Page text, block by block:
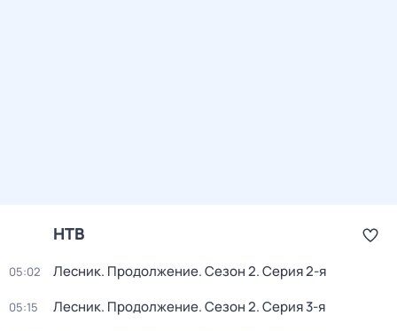
НТВ
05:02 Лесник. Продолжение. Сезон 2. Серия 2-я
05:15 Лесник. Продолжение. Сезон 2. Серия 3-я